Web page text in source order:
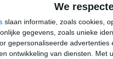
We
slaan informatie, zoals cookies,
gegevens, zoals unieke
gepersonaliseerde advertenties
ontwikkeling van diensten.
Met